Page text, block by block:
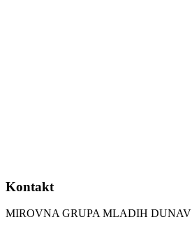
Kontakt
MIROVNA GRUPA MLADIH DUNAV